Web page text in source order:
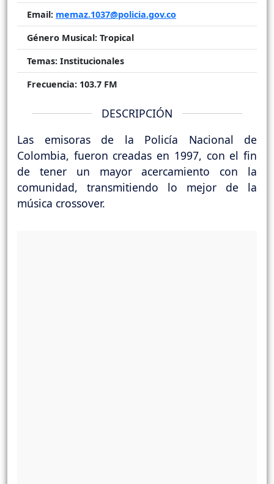
Email: memaz.1037@policia.gov.co
Género Musical: Tropical
Temas: Institucionales
Frecuencia: 103.7 FM
DESCRIPCIÓN
Las emisoras de la Policía Nacional de
Colombia, fueron creadas en 1997, con el fin
de tener un mayor acercamiento con la
comunidad, transmitiendo lo mejor de la
música crossover.